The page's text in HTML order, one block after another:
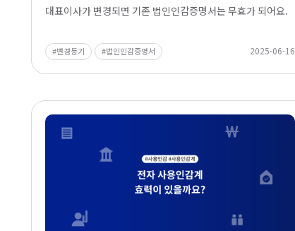
대표이사가 변경되면 기존 법인인감증명서는 무효가 되어요.
변경등기 법인인감증명서 2025-06-16